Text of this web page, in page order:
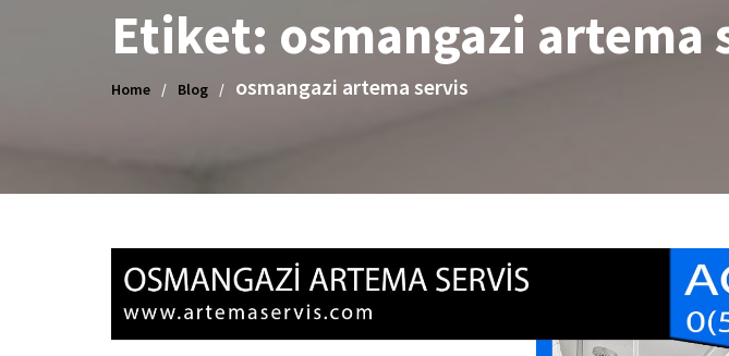
Etiket: osmangazi artema
Home Blog osmangazi artema servis